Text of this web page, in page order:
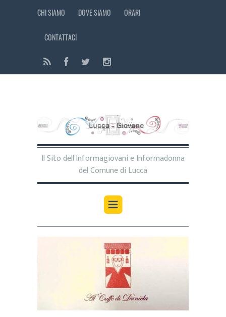
CHI SIAMO DOVE SIAMO ORARI
CONTATTACI
Il Sito dell'Informagiovani e Informadonna
del Comune di Lucca